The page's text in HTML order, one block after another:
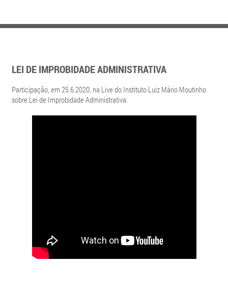
LEI DE IMPROBIDADE ADMINISTRATIVA
Participação, em 25.6.2020, na Live do Instituto Luiz Mário Moutinho
sobre Lei de Improbidade Administrativa.